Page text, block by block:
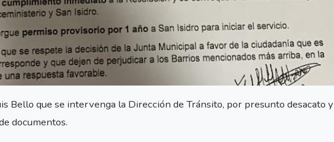
Bello que se intervenga la Dirección de Tránsito, por presunto desacato y
documentos.